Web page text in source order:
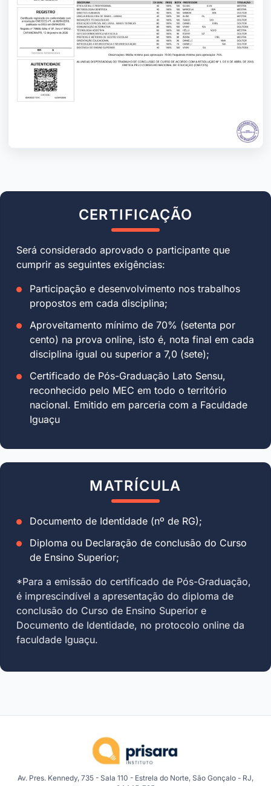
CERTIFICAÇÃO
Será considerado aprovado o participante que
cumprir as seguintes exigências:
Participação e desenvolvimento nos trabalhos
propostos em cada disciplina;
Aproveitamento mínimo de 70% (setenta por
cento) na prova online, isto é, nota final em cada
disciplina igual ou superior a 7,0 (sete);
Certificado de Pós-Graduação Lato Sensu,
reconhecido pelo MEC em todo o território
nacional. Emitido em parceria com a Faculdade
Iguaçu
MATRÍCULA
Documento de Identidade (nº de RG);
Diploma ou Declaração de conclusão do Curso
de Ensino Superior;
*Para a emissão do certificado de Pós-Graduação,
é imprescindível a apresentação do diploma de
conclusão do Curso de Ensino Superior e
Documento de Identidade, no protocolo online da
faculdade Iguaçu.
Av. Pres. Kennedy, 735 - Sala 110 - Estrela do Norte, São Gonçalo - RJ,